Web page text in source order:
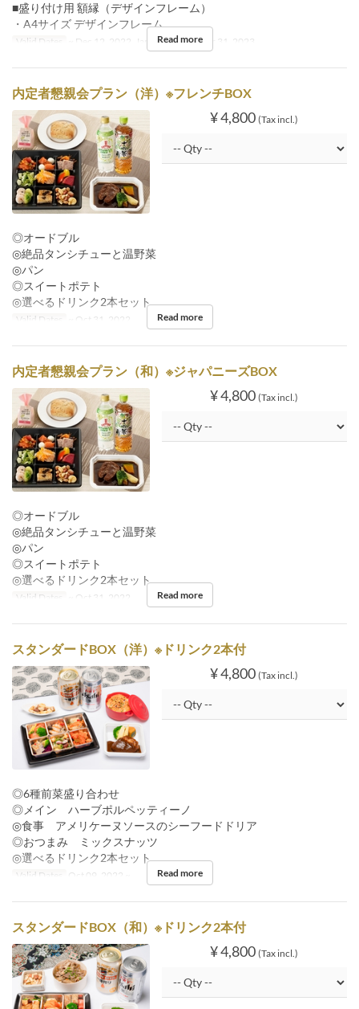
■盛り付け用 額縁（デザインフレーム）
・A4サイズ デザインフレーム
Valid Dates ~ Dec 12, 2022, Jan 13, 2023 ~ Mar 31, 2023
Read more
内定者懇親会プラン（洋）※フレンチBOX
¥ 4,800 (Tax incl.)
◎オードブル
◎絶品タンシチューと温野菜
◎パン
◎スイートポテト
◎選べるドリンク2本セット
Valid Dates ~ Oct 31, 2022 Read more
内定者懇親会プラン（和）※ジャパニーズBOX
¥ 4,800 (Tax incl.)
◎オードブル
◎絶品タンシチューと温野菜
◎パン
◎スイートポテト
◎選べるドリンク2本セット
Valid Dates ~ Oct 31, 2022 Read more
スタンダードBOX（洋）※ドリンク2本付
¥ 4,800 (Tax incl.)
◎6種前菜盛り合わせ
◎メイン ハーブポルペッティーノ
◎食事 アメリケーヌソースのシーフードドリア
◎おつまみ ミックスナッツ
◎選べるドリンク2本セット
Valid Dates Oct 09, 2022 ~ Read more
スタンダードBOX（和）※ドリンク2本付
¥ 4,800 (Tax incl.)